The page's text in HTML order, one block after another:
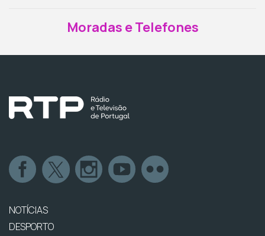
Moradas e Telefones
NOTÍCIAS
DESPORTO